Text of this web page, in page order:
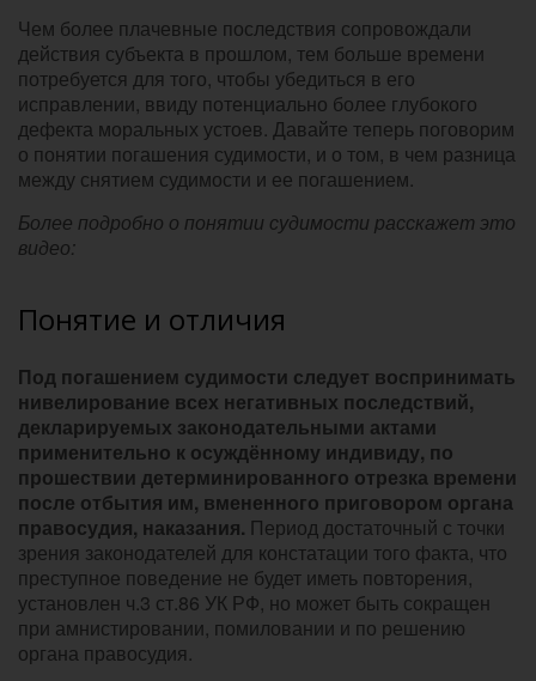
Чем более плачевные последствия сопровождали
действия субъекта в прошлом, тем больше времени
потребуется для того, чтобы убедиться в его
исправлении, ввиду потенциально более глубокого
дефекта моральных устоев. Давайте теперь поговорим
о понятии погашения судимости, и о том, в чем разница
между снятием судимости и ее погашением.
Более подробно о понятии судимости расскажет это
видео:
Понятие и отличия
Под погашением судимости следует воспринимать
нивелирование всех негативных последствий,
декларируемых законодательными актами
применительно к осуждённому индивиду, по
прошествии детерминированного отрезка времени
после отбытия им, вмененного приговором органа
правосудия, наказания. Период достаточный с точки
зрения законодателей для констатации того факта, что
преступное поведение не будет иметь повторения,
установлен ч.3 ст.86 УК РФ, но может быть сокращен
при амнистировании, помиловании и по решению
органа правосудия.